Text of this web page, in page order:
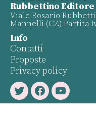
Rubbettino Editore
Viale Rosario
Mannelli (CZ) Partita
Info
Contatti
Proposte
Privacy policy
TwitterFacebookYoutube